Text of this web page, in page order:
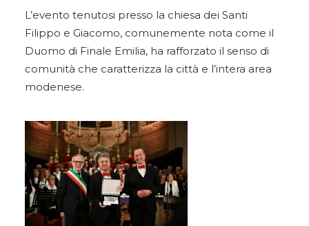
L’evento tenutosi presso la chiesa dei Santi
Filippo e Giacomo, comunemente nota come il
Duomo di Finale Emilia, ha rafforzato il senso di
comunità che caratterizza la città e l’intera area
modenese.